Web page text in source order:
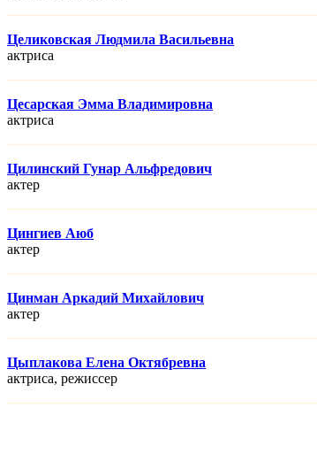
Целиковская Людмила Васильевна
актриса
Цесарская Эмма Владимировна
актриса
Цилинский Гунар Альфредович
актер
Цингиев Аюб
актер
Цинман Аркадий Михайлович
актер
Цыплакова Елена Октябревна
актриса, режисcер